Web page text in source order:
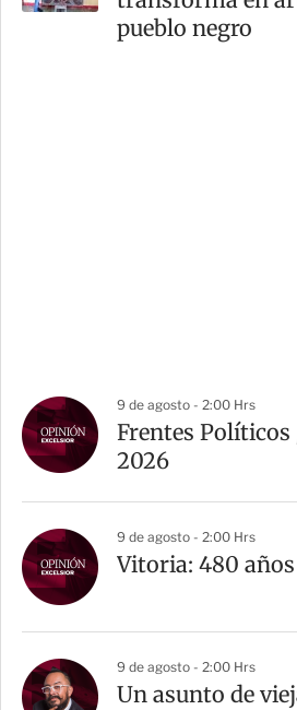
pueblo negro
9 de agosto - 2:00 Hrs
Frentes Políticos
2026
9 de agosto - 2:00 Hrs
Vitoria: 480 años
9 de agosto - 2:00 Hrs
Un asunto de